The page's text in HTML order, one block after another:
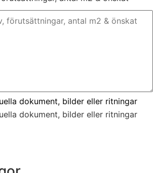
dokument, bilder eller ritningar
dokument, bilder eller ritningar